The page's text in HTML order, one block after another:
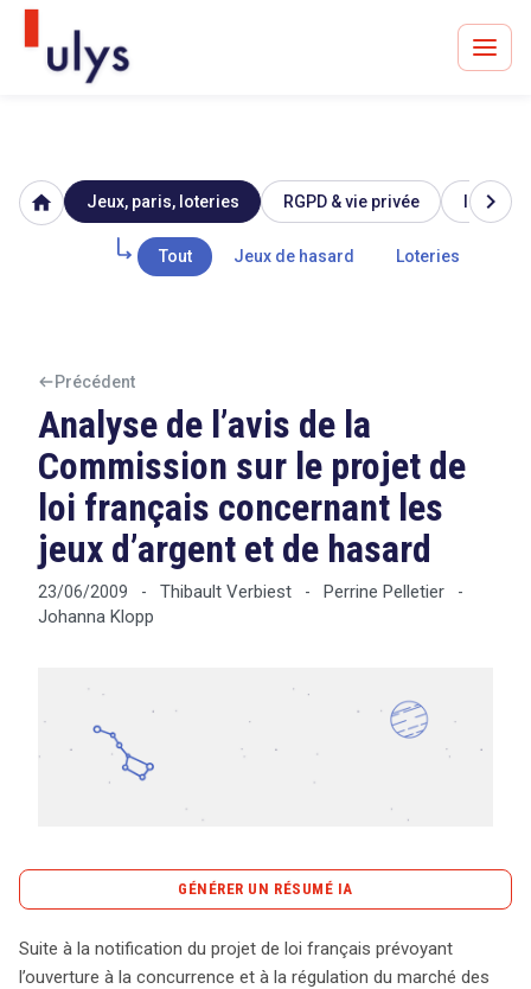
Avocats à Paris & Bruxelles
Leader en droit de l'innovation depuis 30 ans
Rechercher
home Jeux, paris, loteries RGPD & vie privée Image
Tout Jeux de hasard Loteries
chevron_right
Précédent
Analyse de l’avis de la
Commission sur le projet de
loi français concernant les
jeux d’argent et de hasard
23/06/2009 - Thibault Verbiest - Perrine Pelletier -
Johanna Klopp
GÉNÉRER UN RÉSUMÉ IA
Le projet de loi français visant à ouvrir le marché des
Suite à la notification du projet de loi français prévoyant
l’ouverture à la concurrence et à la régulation du marché des